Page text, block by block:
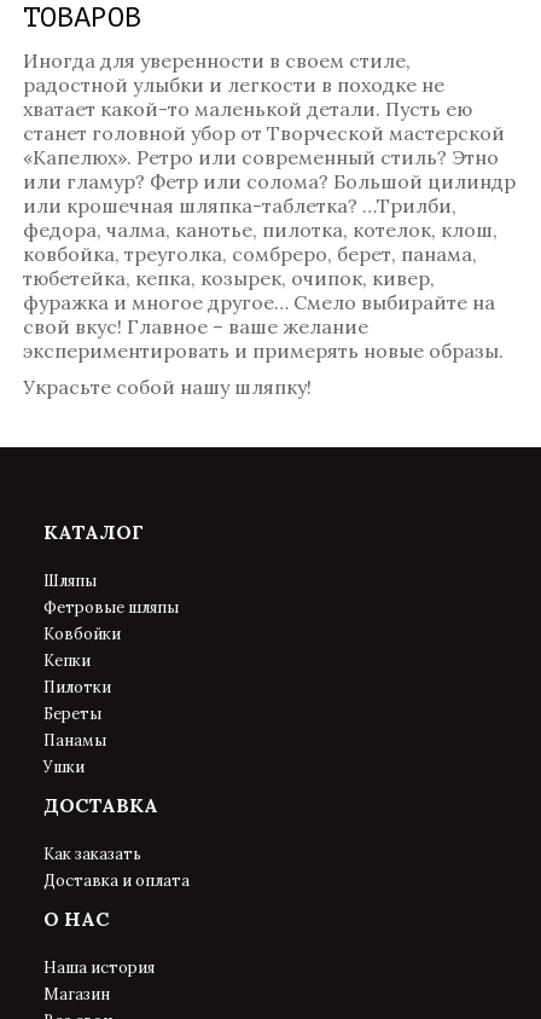
ТОВАРОВ
Иногда для уверенности в своем стиле,
радостной улыбки и легкости в походке не
хватает какой-то маленькой детали. Пусть ею
станет головной убор от Творческой мастерской
«Капелюх». Ретро или современный стиль? Этно
или гламур? Фетр или солома? Большой цилиндр
или крошечная шляпка-таблетка? …Трилби,
федора, чалма, канотье, пилотка, котелок, клош,
ковбойка, треуголка, сомбреро, берет, панама,
тюбетейка, кепка, козырек, очипок, кивер,
фуражка и многое другое… Смело выбирайте на
свой вкус! Главное – ваше желание
экспериментировать и примерять новые образы.
Украсьте собой нашу шляпку!
КАТАЛОГ
Шляпы
Фетровые шляпы
Ковбойки
Кепки
Пилотки
Береты
Панамы
Ушки
ДОСТАВКА
Как заказать
Доставка и оплата
О НАС
Наша история
Магазин